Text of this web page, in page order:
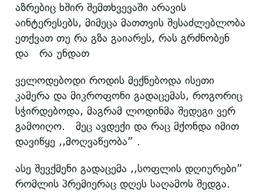
აზრებიც ხშირ შემთხვევაში არავის
აინტერესებს, მიმეცა მათთვის შესაძლებლობა
ეთქვათ თუ რა გზა გაიარეს, რას გრძნობენ
და რა უნდათ
ველოდებოდი როდის მექნებოდა ისეთი
კამერა და მიკროფონი გადაცემას, როგორიც
სჭირდებოდა, მაგრამ ლოდინმა შედეგი ვერ
გამოიღო. მეც ავდექი და რაც მქონდა იმით
დავიწყე ,,მოღვაწეობა” .
ასე შევქმენი გადაცემა ,,სოფლის დღიურები”
რომლის პრემიერაც დღეს საღამოს შედგა.